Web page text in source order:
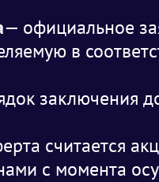
— официальное
в
заключения
считается
с момента